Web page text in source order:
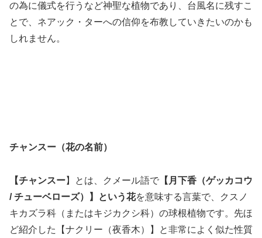
の為に儀式を行うなど神聖な植物であり、台風名に残すこ
とで、ネアック・ターへの信仰を布教していきたいのかも
しれません。
チャンスー（花の名前）
【チャンスー】とは、クメール語で 【月下香（ゲッカコウ
/ チューベローズ）】という花を意味する言葉で、クスノ
キカズラ科（またはキジカクシ科）の球根植物です。先ほ
ど紹介した【ナクリー（夜香木）】と非常によく似た性質